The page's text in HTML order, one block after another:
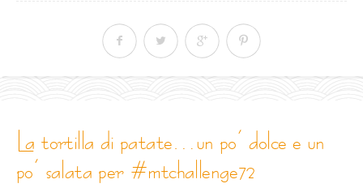
la tortilla di patate…un po’ dolce e un
po’ salata per #mtchallenge72